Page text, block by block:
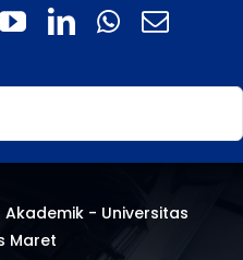
- Universitas
Maret